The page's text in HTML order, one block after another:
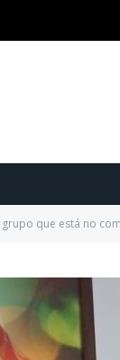
que está no